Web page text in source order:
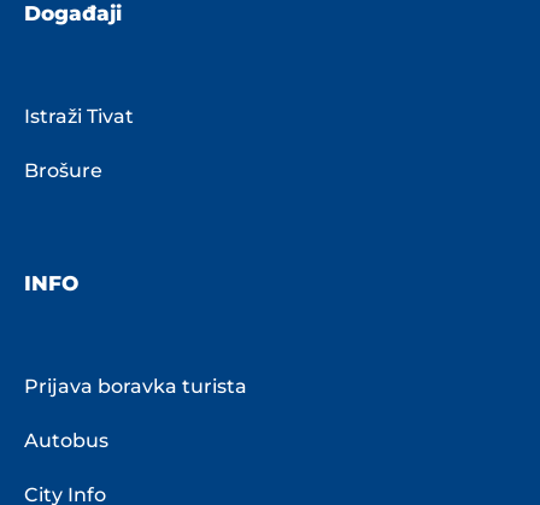
Događaji
Istraži Tivat
Brošure
INFO
Prijava boravka turista
Autobus
City Info